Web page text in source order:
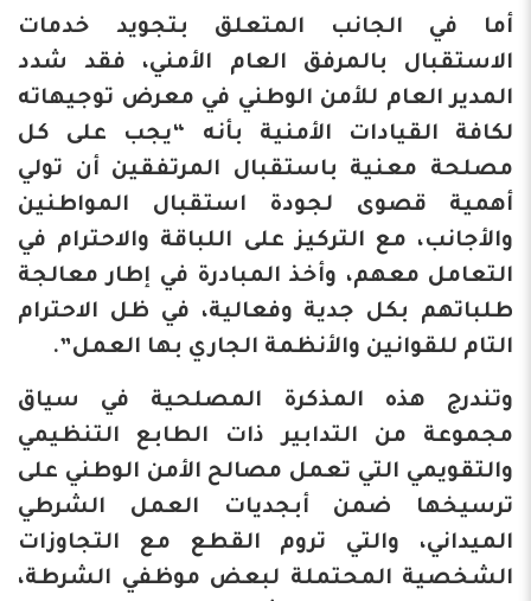
أما في الجانب المتعلق بتجويد خدمات
الاستقبال بالمرفق العام الأمني، فقد شدد
المدير العام للأمن الوطني في معرض توجيهاته
لكافة القيادات الأمنية بأنه “يجب على كل
مصلحة معنية باستقبال المرتفقين أن تولي
أهمية قصوى لجودة استقبال المواطنين
والأجانب، مع التركيز على اللباقة والاحترام في
التعامل معهم، وأخذ المبادرة في إطار معالجة
طلباتهم بكل جدية وفعالية، في ظل الاحترام
التام للقوانين والأنظمة الجاري بها العمل”.
وتندرج هذه المذكرة المصلحية في سياق
مجموعة من التدابير ذات الطابع التنظيمي
والتقويمي التي تعمل مصالح الأمن الوطني على
ترسيخها ضمن أبجديات العمل الشرطي
الميداني، والتي تروم القطع مع التجاوزات
الشخصية المحتملة لبعض موظفي الشرطة،